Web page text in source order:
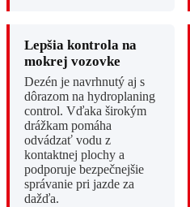
Lepšia kontrola na
mokrej vozovke
Dezén je navrhnutý aj s
dôrazom na hydroplaning
control. Vďaka širokým
drážkam pomáha
odvádzať vodu z
kontaktnej plochy a
podporuje bezpečnejšie
správanie pri jazde za
dažďa.